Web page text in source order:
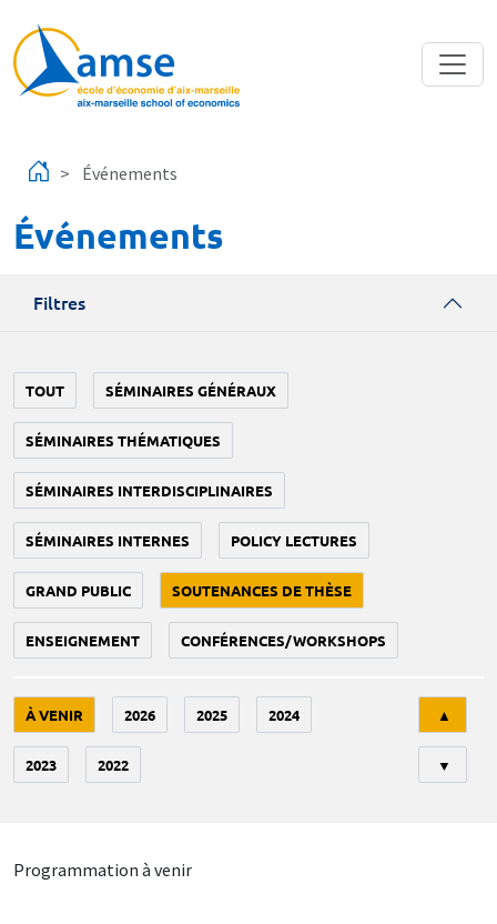
Événements
Événements
Filtres
TOUT SÉMINAIRES GÉNÉRAUX
SÉMINAIRES THÉMATIQUES
SÉMINAIRES INTERDISCIPLINAIRES
SÉMINAIRES INTERNES POLICY LECTURES
GRAND PUBLIC SOUTENANCES DE THÈSE
ENSEIGNEMENT CONFÉRENCES/WORKSHOPS
À VENIR 2026 2025 2024
2023 2022
▲
▼
Programmation à venir